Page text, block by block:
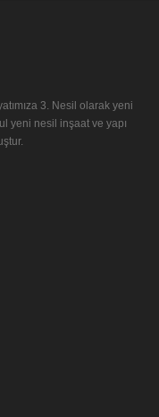
3. Nesil olarak yeni
yeni nesil inşaat ve yapı